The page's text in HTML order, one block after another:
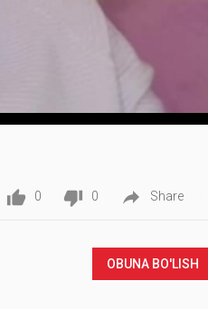
 0  0  Share
OBUNA BO'LISH